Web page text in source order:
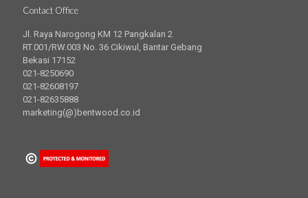
Contact Office
Jl. Raya Narogong KM 12 Pangkalan 2
RT.001/RW.003 No. 36 Cikiwul, Bantar Gebang
Bekasi 17152
021-8250690
021-82608197
021-82635888
marketing(@)bentwood.co.id